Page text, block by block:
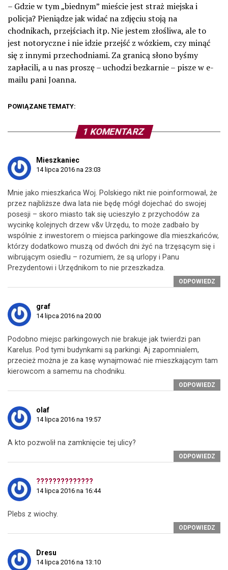
– Gdzie w tym „biednym” mieście jest straż miejska i
policja? Pieniądze jak widać na zdjęciu stoją na
chodnikach, przejściach itp. Nie jestem złośliwa, ale to
jest notoryczne i nie idzie przejść z wózkiem, czy minąć
się z innymi przechodniami. Za granicą słono byśmy
zapłacili, a u nas proszę – uchodzi bezkarnie – pisze w e-
mailu pani Joanna.
POWIĄZANE TEMATY:
1 KOMENTARZ
Mieszkaniec
14 lipca 2016 na 23:03
Mnie jako mieszkańca Woj. Polskiego nikt nie poinformował, że
przez najbliższe dwa lata nie będę mógł dojechać do swojej
posesji – skoro miasto tak się ucieszyło z przychodów za
wycinkę kolejnych drzew v&v Urzędu, to może zadbało by
wspólnie z inwestorem o miejsca parkingowe dla mieszkańców,
którzy dodatkowo muszą od dwóch dni żyć na trzęsącym się i
wibrującym osiedlu – rozumiem, że są urlopy i Panu
Prezydentowi i Urzędnikom to nie przeszkadza.
ODPOWIEDZ
graf
14 lipca 2016 na 20:00
Podobno miejsc parkingowych nie brakuje jak twierdzi pan
Karelus. Pod tymi budynkami są parkingi. Aj zapomnialem,
przecież można je za kasę wynajmować nie mieszkającym tam
kierowcom a samemu na chodniku.
ODPOWIEDZ
olaf
14 lipca 2016 na 19:57
A kto pozwolił na zamknięcie tej ulicy?
ODPOWIEDZ
??????????????
14 lipca 2016 na 16:44
Plebs z wiochy.
ODPOWIEDZ
Dresu
14 lipca 2016 na 13:10